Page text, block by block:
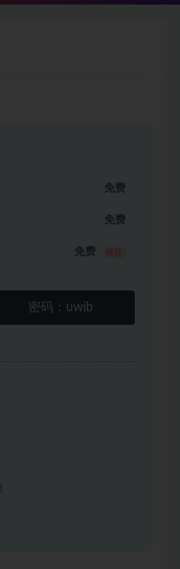
免费
免费
免费
密码： uwib